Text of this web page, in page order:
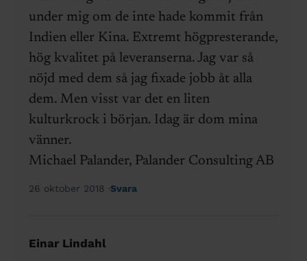
under mig om de inte hade kommit från
Indien eller Kina. Extremt högpresterande,
hög kvalitet på leveranserna. Jag var så
nöjd med dem så jag fixade jobb åt alla
dem. Men visst var det en liten
kulturkrock i början. Idag är dom mina
vänner.
Michael Palander, Palander Consulting AB
26 oktober 2018 Svara
Einar Lindahl